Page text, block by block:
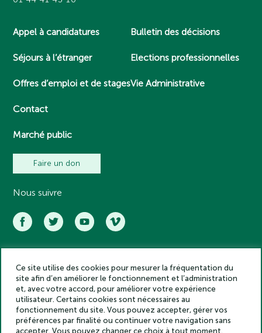
Appel à candidatures
Séjours à l’étranger
Offres d’emploi et de stages
Contact
Marché public
Bulletin des décisions
Elections professionnelles
Vie Administrative
Faire un don
Nous suivre
Académie des inscriptions et belles lettres – Tous droits réservés
2025
Politique de confidentialité
Mentions légales
Crédits
Ce site utilise des cookies pour mesurer la fréquentation du
site afin d’en améliorer le fonctionnement et l’administration
et, avec votre accord, pour améliorer votre expérience
utilisateur. Certains cookies sont nécessaires au
fonctionnement du site. Vous pouvez accepter, gérer vos
préférences par finalité ou continuer votre navigation sans
accepter. Vous pouvez changer ce choix à tout moment.